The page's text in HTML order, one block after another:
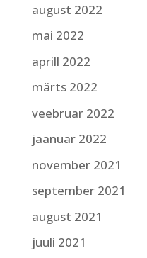
august 2022
mai 2022
aprill 2022
märts 2022
veebruar 2022
jaanuar 2022
november 2021
september 2021
august 2021
juuli 2021